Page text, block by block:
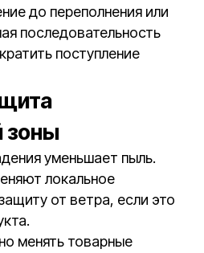
до переполнения или
последовательность
поступление
уменьшает пыль.
локальное
от ветра, если это
менять товарные